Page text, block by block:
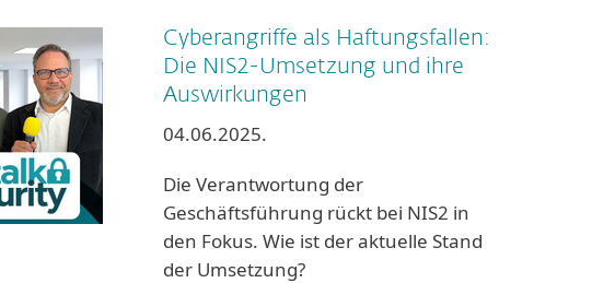
Cyberangriffe als Haftungsfallen:
Die NIS2-Umsetzung und ihre
Auswirkungen
04.06.2025.
Die Verantwortung der
Geschäftsführung rückt bei NIS2 in
den Fokus. Wie ist der aktuelle Stand
der Umsetzung?